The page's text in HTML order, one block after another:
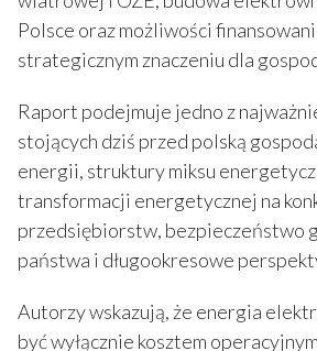
Polsce oraz możliwości
strategicznym znaczeniu dla
Raport podejmuje jedno z
stojących dziś przed polską
energii, struktury miksu
transformacji energetycznej na
przedsiębiorstw, bezpieczeństwo
państwa i długookresowe
Autorzy wskazują, że energia
być wyłącznie kosztem